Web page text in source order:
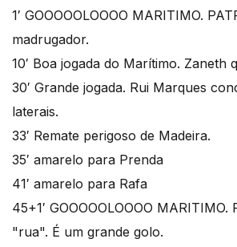
1′ GOOOOOLOOOO MARITIMO.
madrugador.
10′ Boa jogada do Marítimo. Zaneth
30′ Grande jogada. Rui Marques
laterais.
33′ Remate perigoso de Madeira.
35′ amarelo para Prenda
41′ amarelo para Rafa
45+1′ GOOOOOLOOOO
"rua". É um grande golo.